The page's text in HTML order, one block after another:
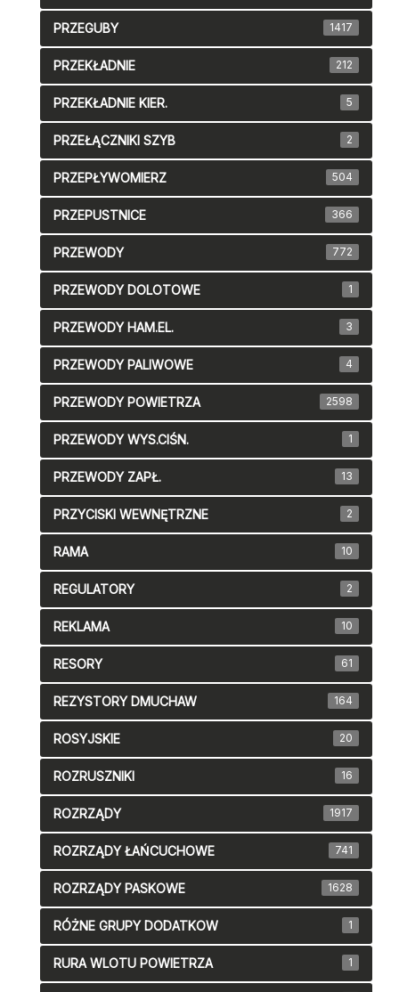
PRZEGUBY 1417
PRZEKŁADNIE 212
PRZEKŁADNIE KIER. 5
PRZEŁĄCZNIKI SZYB 2
PRZEPŁYWOMIERZ 504
PRZEPUSTNICE 366
PRZEWODY 772
PRZEWODY DOLOTOWE 1
PRZEWODY HAM.EL. 3
PRZEWODY PALIWOWE 4
PRZEWODY POWIETRZA 2598
PRZEWODY WYS.CIŚN. 1
PRZEWODY ZAPŁ. 13
PRZYCISKI WEWNĘTRZNE 2
RAMA 10
REGULATORY 2
REKLAMA 10
RESORY 61
REZYSTORY DMUCHAW 164
ROSYJSKIE 20
ROZRUSZNIKI 16
ROZRZĄDY 1917
ROZRZĄDY ŁAŃCUCHOWE 741
ROZRZĄDY PASKOWE 1628
RÓŻNE GRUPY DODATKOW 1
RURA WLOTU POWIETRZA 1